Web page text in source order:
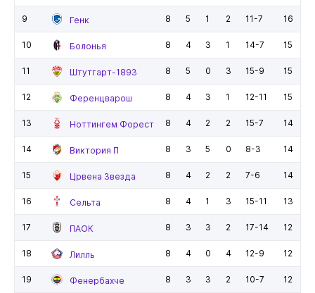
9 Генк 8 5 1 2 11-7 16
10 Болонья 8 4 3 1 14-7 15
11 Штутгарт-1893 8 5 0 3 15-9 15
12 Ференцварош 8 4 3 1 12-11 15
13 Ноттингем Форест 8 4 2 2 15-7 14
14 Виктория П 8 3 5 0 8-3 14
15 Црвена Звезда 8 4 2 2 7-6 14
16 Сельта 8 4 1 3 15-11 13
17 ПАОК 8 3 3 2 17-14 12
18 Лилль 8 4 0 4 12-9 12
19 Фенербахче 8 3 3 2 10-7 12